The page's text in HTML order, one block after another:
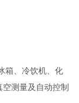
箱、冷饮机、化
测量及自动控制